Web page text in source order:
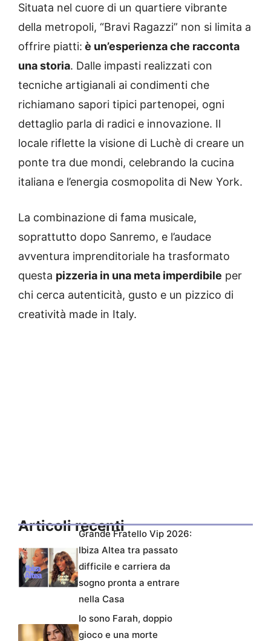
Situata nel cuore di un quartiere vibrante
della metropoli, “Bravi Ragazzi” non si limita a
offrire piatti: è un’esperienza che racconta
una storia. Dalle impasti realizzati con
tecniche artigianali ai condimenti che
richiamano sapori tipici partenopei, ogni
dettaglio parla di radici e innovazione. Il
locale riflette la visione di Luchè di creare un
ponte tra due mondi, celebrando la cucina
italiana e l’energia cosmopolita di New York.
La combinazione di fama musicale,
soprattutto dopo Sanremo, e l’audace
avventura imprenditoriale ha trasformato
questa pizzeria in una meta imperdibile per
chi cerca autenticità, gusto e un pizzico di
creatività made in Italy.
Articoli recentiGrande Fratello Vip 2026:
Ibiza Altea tra passato
difficile e carriera da
sogno pronta a entrare
nella Casa
Io sono Farah, doppio
gioco e una morte